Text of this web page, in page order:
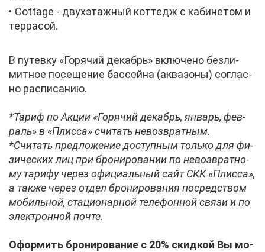
Cottage - двух­этаж­ный кот­тедж с ка­би­не­том и
тер­ра­сой.
В пу­тев­ку «Го­ря­чий де­кабрь» вклю­че­но без­ли­
мит­ное по­се­ще­ние бас­сей­на (ак­ва­зо­ны) со­глас­
но рас­пи­са­нию.
*Та­риф по Ак­ции «Го­ря­чий де­кабрь, ян­варь, фев­
раль» в «Плис­са» счи­тать невоз­врат­ным.
*Счи­тать пред­ло­же­ние до­ступ­ным толь­ко для фи­
зи­че­ских лиц при бро­ни­ро­ва­нии по невоз­врат­но­
му та­ри­фу че­рез офи­ци­аль­ный сайт СКК «Плис­са»,
а та­к­же че­рез от­дел бро­ни­ро­ва­ния по­сред­ством
мо­биль­ной, ста­ци­о­нар­ной те­ле­фон­ной свя­зи и по
элек­трон­ной по­чте.
Офор­мить бро­ни­ро­ва­ние с 20% скид­кой Вы мо­